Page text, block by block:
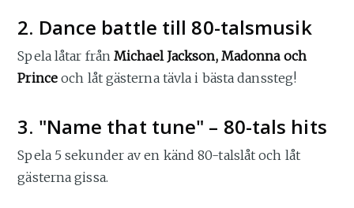
2. Dance battle till 80-talsmusik
Spela låtar frånMichael Jackson, Madonna och
Prince och låt gästerna tävla i bästa danssteg!
3. "Name that tune" – 80-tals hits
Spela 5 sekunder av en känd 80-talslåt och låt
gästerna gissa.